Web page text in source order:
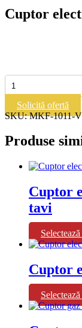
Cuptor
Cantitate
Cuptor
electric
compact
combi
10
Solicită ofertă
SKU:MKF-1011-
Produse
Cuptor
tavi
Cuptor